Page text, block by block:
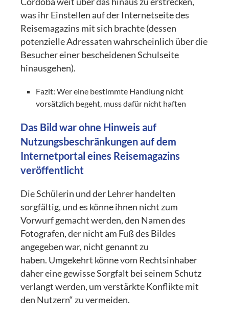
was ihr Einstellen auf der Internetseite des
Reisemagazins mit sich brachte (dessen
potenzielle Adressaten wahrscheinlich über die
Besucher einer bescheidenen Schulseite
hinausgehen).
Fazit: Wer eine bestimmte Handlung nicht
vorsätzlich begeht, muss dafür nicht haften
Das Bild war ohne Hinweis auf
Nutzungsbeschränkungen auf dem
Internetportal eines Reisemagazins
veröffentlicht
Die Schülerin und der Lehrer handelten
sorgfältig, und es könne ihnen nicht zum
Vorwurf gemacht werden, den Namen des
Fotografen, der nicht am Fuß des Bildes
angegeben war, nicht genannt zu
haben. Umgekehrt könne vom Rechtsinhaber
daher eine gewisse Sorgfalt bei seinem Schutz
verlangt werden, um verstärkte Konflikte mit
den Nutzern“ zu vermeiden.